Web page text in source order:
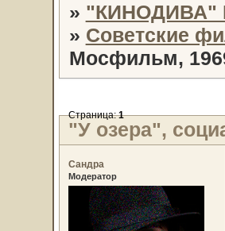
» "КИНОДИВА"
» Советские
Мосфильм,
"У озера",
Страница:1
Сандра
Модератор